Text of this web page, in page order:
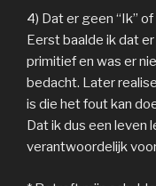
4) Dat er geen “Ik”
Eerst baalde ik dat
primitief en was er
bedacht. Later
is die het fout kan
Dat ik dus een leven
verantwoordelijk